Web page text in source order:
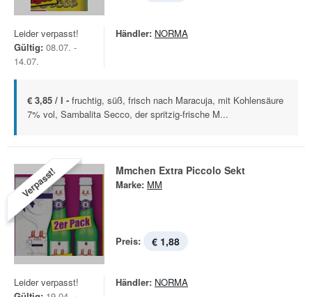
Leider verpasst!
Gültig: 08.07. -
14.07.
Händler: NORMA
€ 3,85 / l - fruchtig, süß, frisch nach Maracuja, mit Kohlensäure
7% vol, Sambalita Secco, der spritzig-frische M...
Verpasst! Mmchen Extra Piccolo Sekt
Marke: MM
Preis: € 1,88
Leider verpasst!
Händler: NORMA